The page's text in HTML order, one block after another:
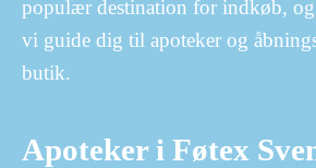
populær destination for indkøb,
vi guide dig til apoteker og
butik.
Apoteker i Føtex